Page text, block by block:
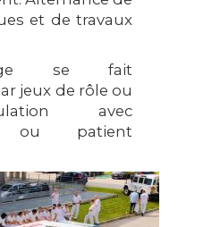
et de travaux
se fait
jeux de rôle ou
avec
ou patient